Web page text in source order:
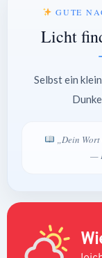
GUTE
Licht
Selbst ein
„Dein
—